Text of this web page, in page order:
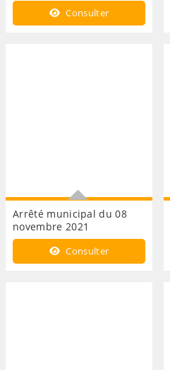
Désignation d'un
correspondant incendie et
Consulter
Arrêté municipal du 08
novembre 2021
Arrêt temporaire de
circulation le 15 novembre
Consulter